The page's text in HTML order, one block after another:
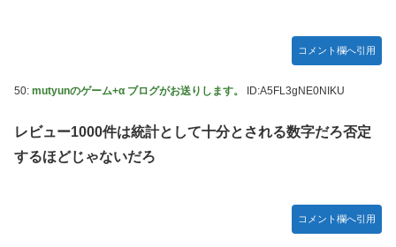
コメント欄へ引用
50: mutyunのゲーム+α ブログがお送りします。 ID:A5FL3gNE0NIKU
レビュー1000件は統計として十分とされる数字だろ否定
するほどじゃないだろ
コメント欄へ引用